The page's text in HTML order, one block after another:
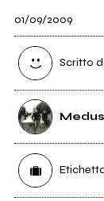
01/09/2009
Scritto